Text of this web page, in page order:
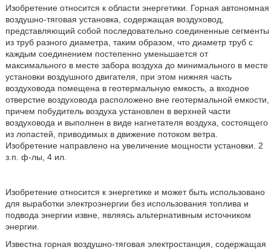
Изобретение относится к области энергетики. Горная автономная
воздушно-тяговая установка, содержащая воздуховод,
представляющий собой последовательно соединенные сегменты
из труб разного диаметра, таким образом, что диаметр труб с
каждым соединением постепенно уменьшается от
максимального в месте забора воздуха до минимального в месте
установки воздушного двигателя, при этом нижняя часть
воздуховода помещена в геотермальную емкость, а входное
отверстие воздуховода расположено вне геотермальной емкости,
причем побудитель воздуха установлен в верхней части
воздуховода и выполнен в виде нагнетателя воздуха, состоящего
из лопастей, приводимых в движение потоком ветра.
Изобретение направлено на увеличение мощности установки. 2
з.п. ф-лы, 4 ил.
Изобретение относится к энергетике и может быть использовано
для выработки электроэнергии без использования топлива и
подвода энергии извне, являясь альтернативным источником
энергии.
Известна горная воздушно-тяговая электростанция, содержащая